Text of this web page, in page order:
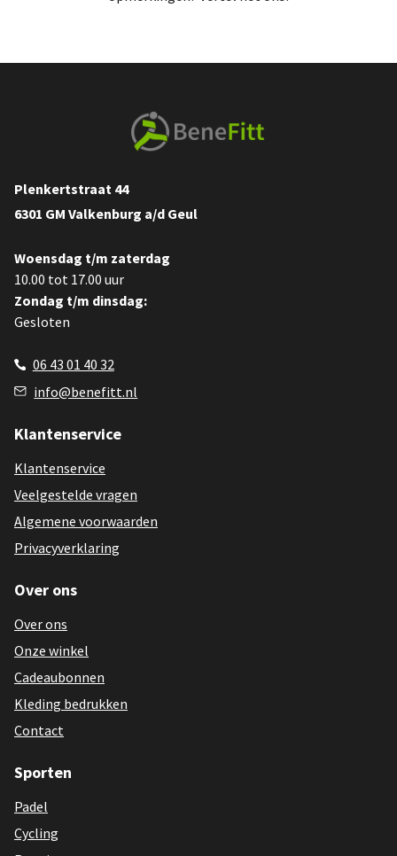
Plenkertstraat 44
6301 GM Valkenburg a/d Geul
Woensdag t/m zaterdag
10.00 tot 17.00 uur
Zondag t/m dinsdag:
Gesloten
06 43 01 40 32
info@benefitt.nl
Klantenservice
Klantenservice
Veelgestelde vragen
Algemene voorwaarden
Privacyverklaring
Over ons
Over ons
Onze winkel
Cadeaubonnen
Kleding bedrukken
Contact
Sporten
Padel
Cycling